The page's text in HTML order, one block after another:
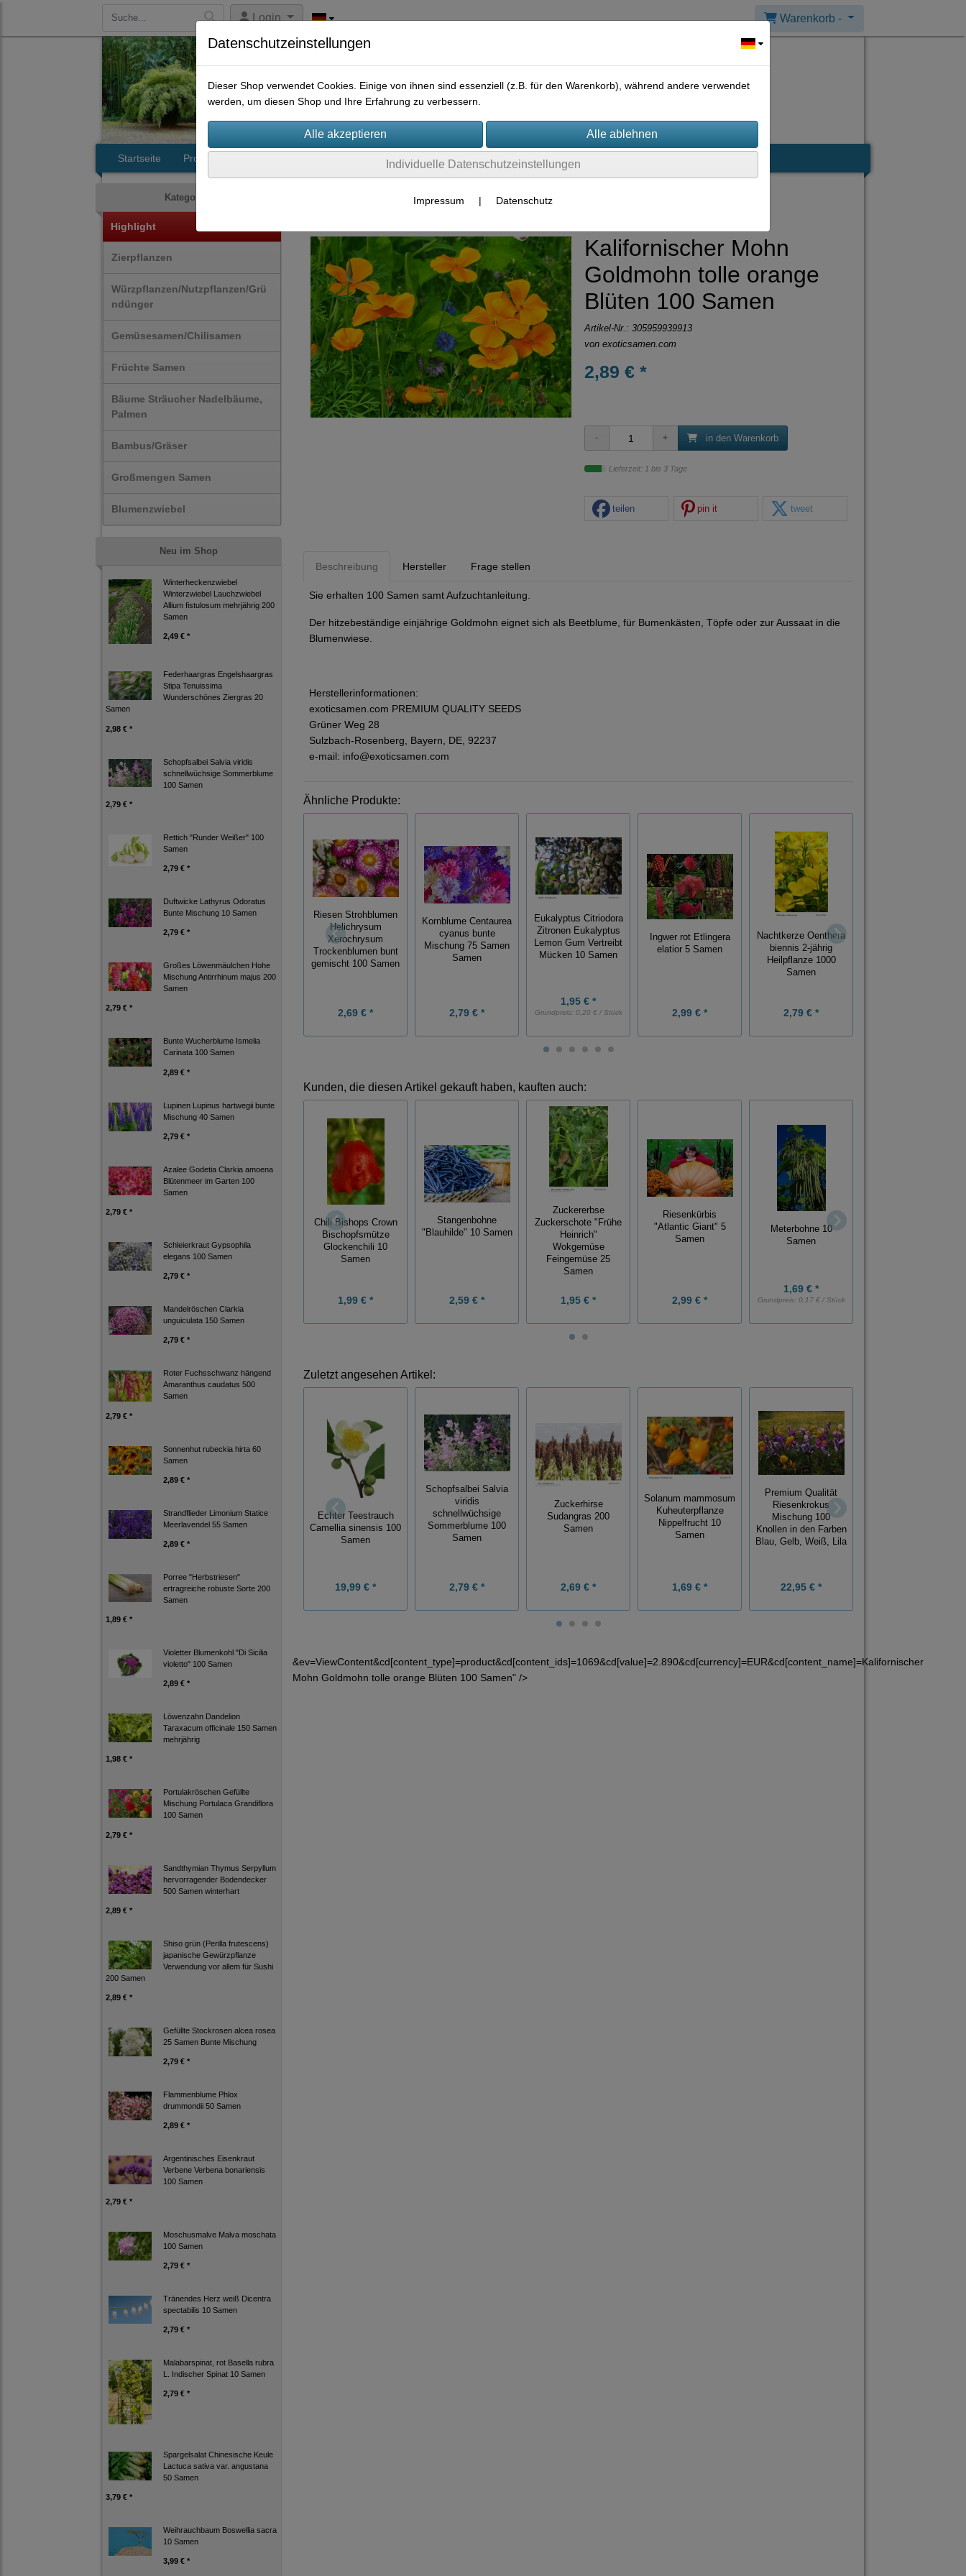
Login Warenkorb -
Startseite Produkte
Kategorien
Highlight
Zierpflanzen
Würzpflanzen/Nutzpflanzen/Grü
ndünger
Gemüsesamen/Chilisamen
Früchte Samen
Bäume Sträucher Nadelbäume,
Palmen
Bambus/Gräser
Großmengen Samen
Blumenzwiebel
Neu im Shop
Winterheckenzwiebel
Winterzwiebel Lauchzwiebel
Allium fistulosum mehrjährig 200
Samen
2,49 € *
Federhaargras Engelshaargras
Stipa Tenuissima
Wunderschönes Ziergras 20
Samen
2,98 € *
Schopfsalbei Salvia viridis
schnellwüchsige Sommerblume
100 Samen
2,79 € *
Rettich "Runder Weißer" 100
Samen
2,79 € *
Duftwicke Lathyrus Odoratus
Bunte Mischung 10 Samen
2,79 € *
Großes Löwenmäulchen Hohe
Mischung Antirrhinum majus 200
Samen
2,79 € *
Bunte Wucherblume Ismelia
Carinata 100 Samen
2,89 € *
Lupinen Lupinus hartwegii bunte
Mischung 40 Samen
2,79 € *
Azalee Godetia Clarkia amoena
Blütenmeer im Garten 100
Samen
2,79 € *
Schleierkraut Gypsophila
elegans 100 Samen
2,79 € *
Mandelröschen Clarkia
unguiculata 150 Samen
2,79 € *
Roter Fuchsschwanz hängend
Amaranthus caudatus 500
Samen
2,79 € *
Sonnenhut rubeckia hirta 60
Samen
2,89 € *
Strandflieder Limonium Statice
Meerlavendel 55 Samen
2,89 € *
Porree "Herbstriesen"
ertragreiche robuste Sorte 200
Samen
1,89 € *
Violetter Blumenkohl "Di Sicilia
violetto" 100 Samen
2,89 € *
Löwenzahn Dandelion
Taraxacum officinale 150 Samen
mehrjährig
1,98 € *
Portulakröschen Gefüllte
Mischung Portulaca Grandiflora
100 Samen
2,79 € *
Sandthymian Thymus Serpyllum
hervorragender Bodendecker
500 Samen winterhart
2,89 € *
Shiso grün (Perilla frutescens)
japanische Gewürzpflanze
Verwendung vor allem für Sushi
200 Samen
2,89 € *
Gefüllte Stockrosen alcea rosea
25 Samen Bunte Mischung
2,79 € *
Flammenblume Phlox
drummondii 50 Samen
2,89 € *
Argentinisches Eisenkraut
Verbene Verbena bonariensis
100 Samen
2,79 € *
Moschusmalve Malva moschata
100 Samen
2,79 € *
Tränendes Herz weiß Dicentra
spectabilis 10 Samen
2,79 € *
Malabarspinat, rot Basella rubra
L. Indischer Spinat 10 Samen
2,79 € *
Spargelsalat Chinesische Keule
Lactuca sativa var. angustana
50 Samen
3,79 € *
Weihrauchbaum Boswellia sacra
10 Samen
3,99 € *
Kalifornischer Mohn
Goldmohn tolle orange
Blüten 100 Samen
Artikel-Nr.: 305959939913
von exoticsamen.com
2,89 € *
in den Warenkorb
Lieferzeit: 1 bis 3 Tage
teilen pin it tweet
Beschreibung Hersteller Frage stellen
Sie erhalten 100 Samen samt Aufzuchtanleitung.
Der hitzebeständige einjährige Goldmohn eignet sich als Beetblume, für Bumenkästen, Töpfe oder zur Aussaat in die
Blumenwiese.
Herstellerinformationen:
exoticsamen.com PREMIUM QUALITY SEEDS
Grüner Weg 28
Sulzbach-Rosenberg, Bayern, DE, 92237
e-mail: info@exoticsamen.com
Ähnliche Produkte:
Riesen Strohblumen
Helichrysum
Xerochrysum
Trockenblumen bunt
gemischt 100 Samen
2,69 € *
Kornblume Centaurea
cyanus bunte
Mischung 75 Samen
Samen
2,79 € *
Eukalyptus Citriodora
Zitronen Eukalyptus
Lemon Gum Vertreibt
Mücken 10 Samen
1,95 € *
Grundpreis: 0,20 € / Stück
Ingwer rot Etlingera
elatior 5 Samen
2,99 € *
Nachtkerze Oenthera
biennis 2-jährig
Heilpflanze 1000
Samen
2,79 € *
Kunden, die diesen Artikel gekauft haben, kauften auch:
Chili Bishops Crown
Bischopfsmütze
Glockenchili 10
Samen
1,99 € *
Stangenbohne
"Blauhilde" 10 Samen
2,59 € *
Zuckererbse
Zuckerschote "Frühe
Heinrich"
Wokgemüse
Feingemüse 25
Samen
1,95 € *
Riesenkürbis
"Atlantic Giant" 5
Samen
2,99 € *
Meterbohne 10
Samen
1,69 € *
Grundpreis: 0,17 € / Stück
Zuletzt angesehen Artikel:
Echter Teestrauch
Camellia sinensis 100
Samen
19,99 € *
Schopfsalbei Salvia
viridis
schnellwüchsige
Sommerblume 100
Samen
2,79 € *
Zuckerhirse
Sudangras 200
Samen
2,69 € *
Solanum mammosum
Kuheuterpflanze
Nippelfrucht 10
Samen
1,69 € *
Premium Qualität
Riesenkrokus
Mischung 100
Knollen in den Farben
Blau, Gelb, Weiß, Lila
22,95 € *
&ev=ViewContent&cd[content_type]=product&cd[content_ids]=1069&cd[value]=2.890&cd[currency]=EUR&cd[content_name]=Kalifornischer
Mohn Goldmohn tolle orange Blüten 100 Samen" />
Datenschutzeinstellungen
Dieser Shop verwendet Cookies. Einige von ihnen sind essenziell (z.B. für den Warenkorb), während andere verwendet
werden, um diesen Shop und Ihre Erfahrung zu verbessern.
Individuelle Datenschutzeinstellungen
Impressum | Datenschutz